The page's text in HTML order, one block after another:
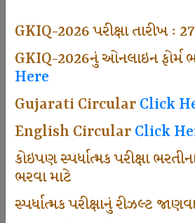
GKIQ-2026 પરીક્ષા તારીખ :
GKIQ-2026નું ઓનલાઇન ફોર્મ
Here
Gujarati CircularClick
English CircularClick
કોઇપણ સ્પર્ધાત્મક પરીક્ષા
ભરવા માટે
સ્પર્ધાત્મક પરીક્ષાનું રીઝલ્ટ
497
666
Sarvottam Karkirdi